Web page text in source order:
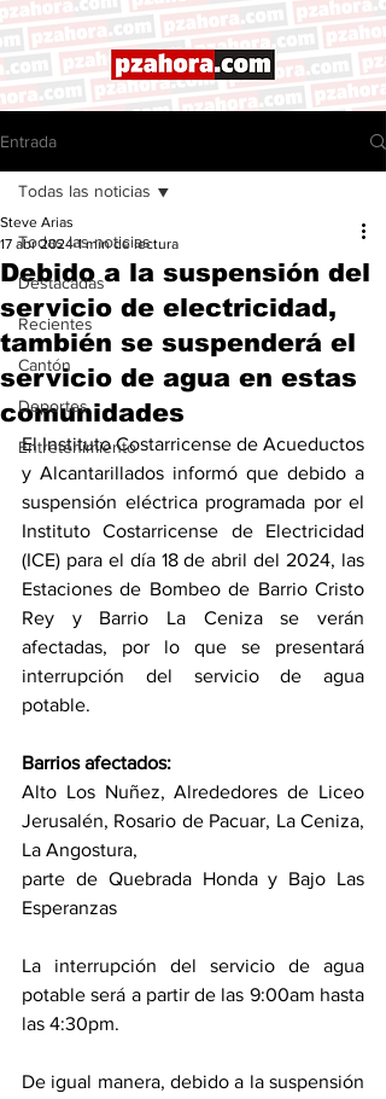
Entrada
Todas las noticias
Destacadas
Recientes
Cantón
Deportes
Entretenimiento
Todas las noticias
Debido a la suspensión del
servicio de electricidad,
también se suspenderá el
servicio de agua en estas
comunidades
Steve Arias
17 abr 2024 1 min de lectura
El Instituto Costarricense de Acueductos
y Alcantarillados informó que debido a
suspensión eléctrica programada por el
Instituto Costarricense de Electricidad
(ICE) para el día 18 de abril del 2024, las
Estaciones de Bombeo de Barrio Cristo
Rey y Barrio La Ceniza se verán
afectadas, por lo que se presentará
interrupción del servicio de agua
potable.
Barrios afectados:
Alto Los Nuñez, Alrededores de Liceo
Jerusalén, Rosario de Pacuar, La Ceniza,
La Angostura,
parte de Quebrada Honda y Bajo Las
Esperanzas
La interrupción del servicio de agua
potable será a partir de las 9:00am hasta
las 4:30pm.
De igual manera, debido a la suspensión